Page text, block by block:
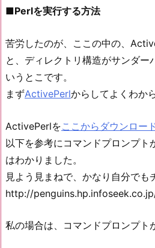
■Perlを実行する方法
苦労したのが、ここの中の、
と、ディレクトリ構造がサンダー
いうとこです。
まずActivePerlからしてよくわか
ActivePerlをここからダウンロー
以下を参考にコマンドプロンプト
はわかりました。
見よう見まねで、かなり自分でも
http://
私の場合は、コマンドプロンプト